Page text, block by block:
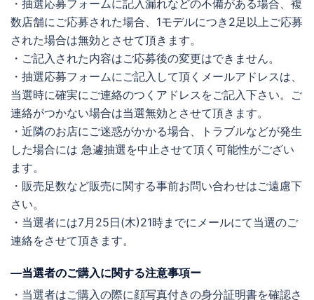
・抽選応募フォームに記入漏れなどの不備がある場合、複
数店舗にご応募された場合、1モデルにつき2足以上ご応募
された場合は無効とさせて頂きます。
・ご記入された内容はご応募後の変更はできません。
・抽選応募フォームにご記入して頂くメールアドレスは、
当選時に確実にご連絡のつくアドレスをご記入下さい。ご
連絡がつかない場合は当選無効とさせて頂きます。
・近隣のお店にご迷惑がかかる場合、トラブルなどが発生
した場合には 急遽抽選を中止させて頂く可能性がござい
ます。
・販売足数など販売に関する事前お問い合わせはご遠慮下
さい。
・当選者には7月25日(木)21時までにメールにて当選のご
連絡をさせて頂きます。
―当選者のご購入に関する注意事項ー
・当選者はご購入の際に顔写真付きの身分証明書を確認さ